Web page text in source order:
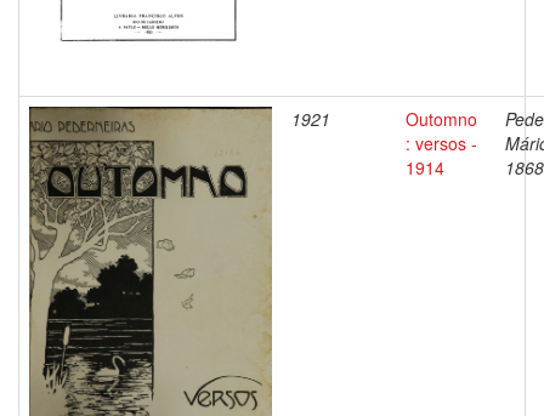
1921
Outomno
: versos -
1914